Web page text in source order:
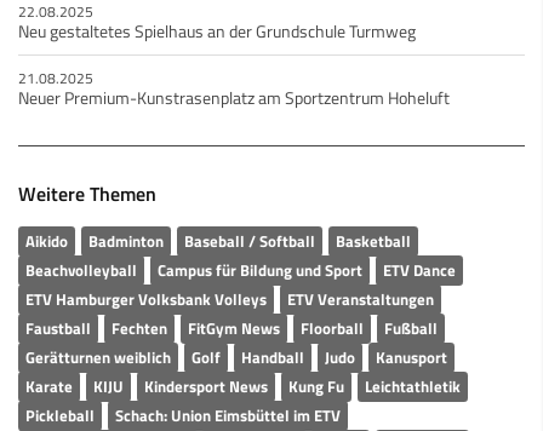
22.08.2025
Neu gestaltetes Spielhaus an der Grundschule Turmweg
21.08.2025
Neuer Premium-Kunstrasenplatz am Sportzentrum Hoheluft
Weitere Themen
Aikido Badminton Baseball / Softball
Basketball
Beachvolleyball
Campus für Bildung und Sport
ETV Dance
ETV Hamburger Volksbank Volleys
ETV Veranstaltungen
Faustball
Fechten FitGym News Floorball
Fußball
Gerätturnen weiblich
Golf Handball Judo
Kanusport
Karate
KIJU Kindersport News Kung Fu
Leichtathletik
Pickleball
Schach: Union Eimsbüttel im ETV